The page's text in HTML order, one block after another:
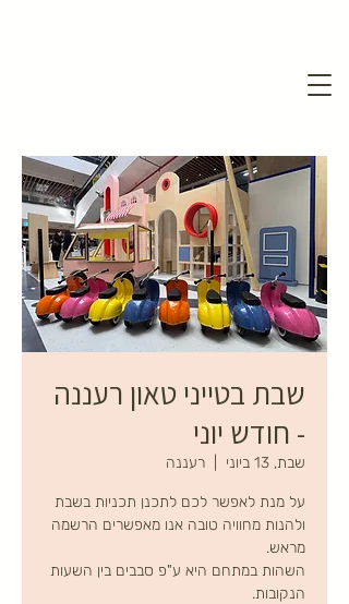
שבת בטייני טאון רעננה
- חודש יוני
שבת, 13 ביוני רעננה
על מנת לאפשר לכם לתכנן תכניות בשבת
ולהנות מחוויה טובה אנו מאפשרים הרשמה
השהות במתחם היא ע"פ סבבים בין השעות
הנקובות.